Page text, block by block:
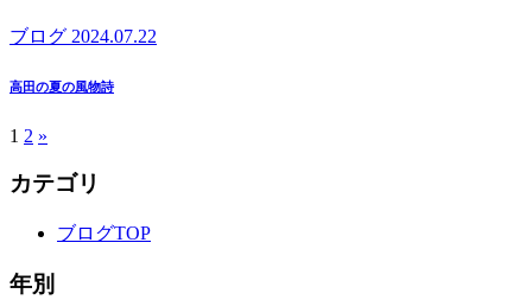
ブログ 2024.07.22
高田の夏の風物詩
1 2 »
カテゴリ
ブログTOP
年別